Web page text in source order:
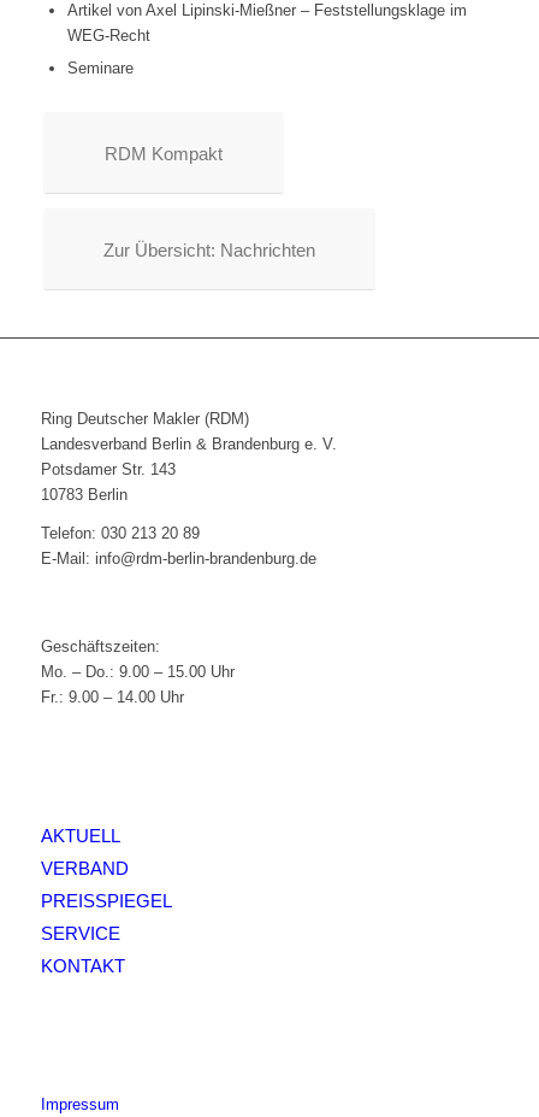
Artikel von Axel Lipinski-Mießner – Feststellungsklage im
WEG-Recht
Seminare
RDM Kompakt
Zur Übersicht: Nachrichten
Ring Deutscher Makler (RDM)
Landesverband Berlin & Brandenburg e. V.
Potsdamer Str. 143
10783 Berlin
Telefon: 030 213 20 89
E-Mail: info@rdm-berlin-brandenburg.de
Geschäftszeiten:
Mo. – Do.: 9.00 – 15.00 Uhr
Fr.: 9.00 – 14.00 Uhr
AKTUELL
VERBAND
PREISSPIEGEL
SERVICE
KONTAKT
Impressum